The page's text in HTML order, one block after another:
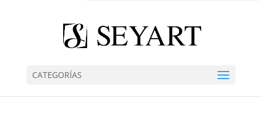
CATEGORÍAS